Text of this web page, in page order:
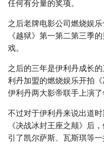
任何有分量的奖项。
之后老牌电影公司燃烧娱
《越狱》第一第二第三季
戏。
之后的三年是伊利丹成长
利丹加盟的燃烧娱乐开拍
伊利丹两大影帝联手上演了
不过对于伊利丹来说出道
《决战冰封王座之颠》后
引了凯尔萨斯、瓦斯琪等